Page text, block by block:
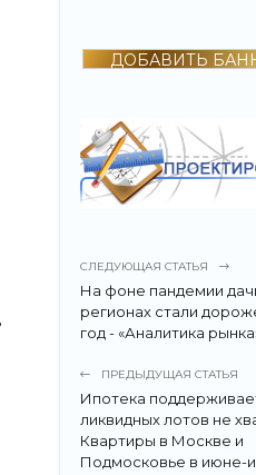
ДОБАВИТЬ
СЛЕДУЮЩАЯ СТАТЬЯ
На фоне пандемии
регионах стали дороже
год - «Аналитика
ПРЕДЫДУЩАЯ СТАТЬЯ
Ипотека
ликвидных лотов не
Квартиры в Москве и
Подмосковье в июне-